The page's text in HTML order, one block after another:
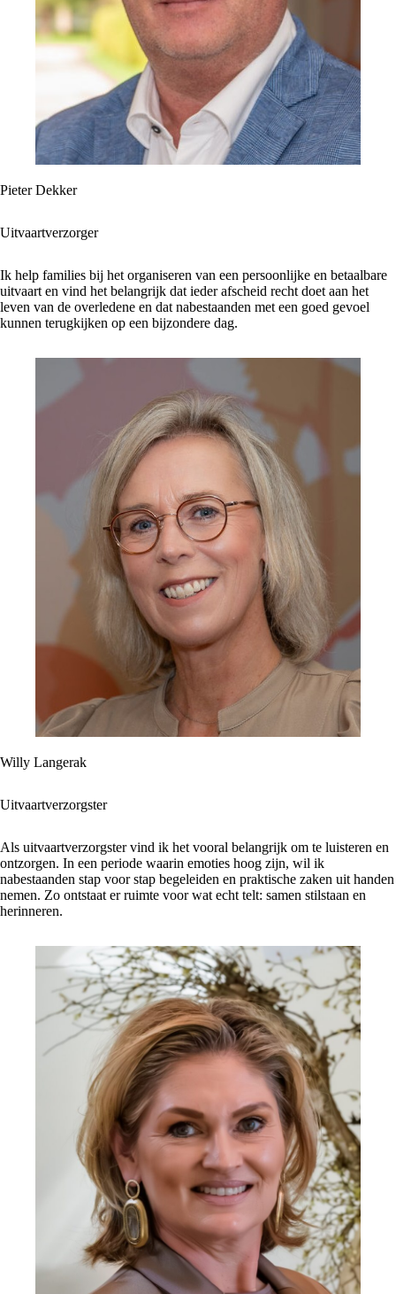
Pieter Dekker
Uitvaartverzorger
Ik help families bij het organiseren van een persoonlijke en betaalbare
uitvaart en vind het belangrijk dat ieder afscheid recht doet aan het
leven van de overledene en dat nabestaanden met een goed gevoel
kunnen terugkijken op een bijzondere dag.
Willy Langerak
Uitvaartverzorgster
Als uitvaartverzorgster vind ik het vooral belangrijk om te luisteren en
ontzorgen. In een periode waarin emoties hoog zijn, wil ik
nabestaanden stap voor stap begeleiden en praktische zaken uit handen
nemen. Zo ontstaat er ruimte voor wat echt telt: samen stilstaan en
herinneren.